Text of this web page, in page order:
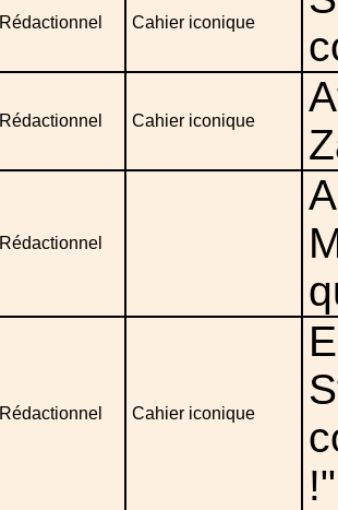
Rédactionnel Cahier iconique
Rédactionnel Cahier iconique
Rédactionnel
Rédactionnel Cahier iconique